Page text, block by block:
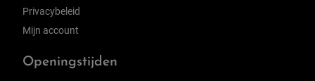
Privacybeleid
Mijn account
Openingstijden